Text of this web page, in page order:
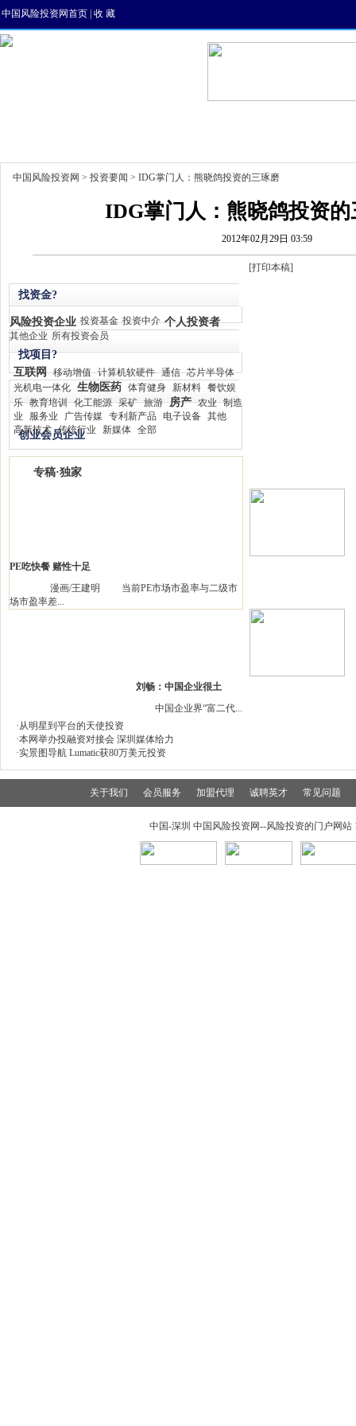
中国风险投资网首页 收 藏
中国风险投资网 > 投资要闻 > IDG掌门人：熊晓鸽投资的三琢磨
IDG掌门人：熊晓鸽投资的
2012年02月29日 03:59
[打印本稿]
找资金?
风险投资企业 投资基金 投资中介 个人投资者
其他企业 所有投资会员
找项目?
互联网 移动增值 计算机软硬件 通信 芯片半导体
光机电一体化 生物医药 体育健身 新材料 餐饮娱
乐 教育培训 化工能源 采矿 旅游 房产 农业 制造
业
服务业 广告传媒 专利新产品 电子设备 其他
创业会员企业
高新技术 传统行业 新媒体 全部
专稿·独家
PE吃快餐 赌性十足
漫画/王建明 当前PE市场市盈率与二级市
场市盈率差...
刘畅：中国企业很土
中国企业界“富二代...
·从明星到平台的天使投资
·本网举办投融资对接会 深圳媒体给力
·实景图导航 Lumatic获80万美元投资
关于我们 会员服务 加盟代理 诚聘英才 常见问题
中国-深圳 中国风险投资网--风险投资的门户网